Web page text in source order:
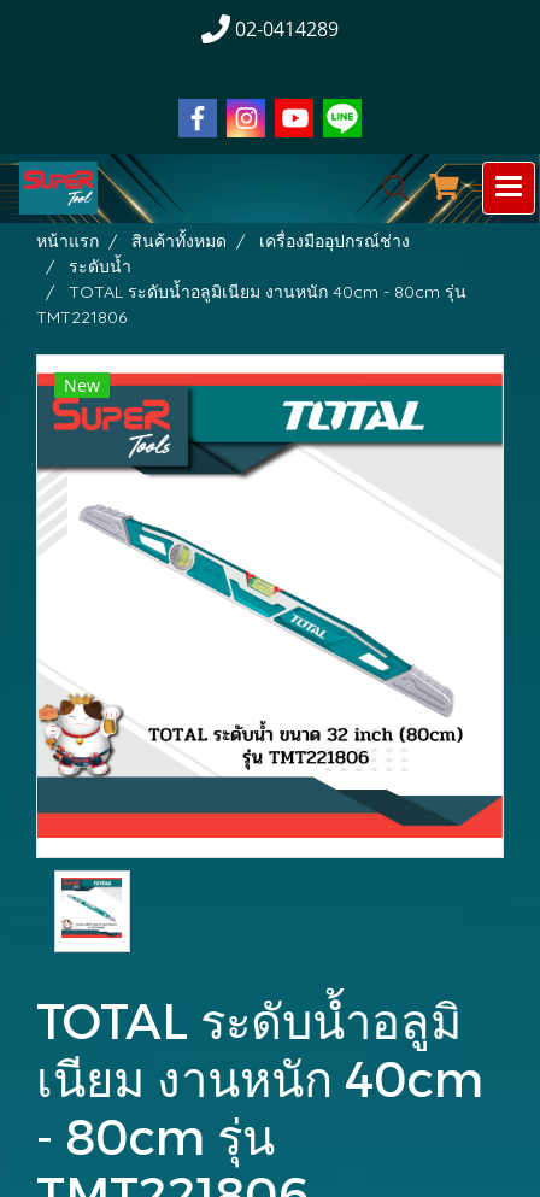
02-0414289
หน้าแรก สินค้าทั้งหมด
เครื่องมืออุปกรณ์ช่าง
ระดับน้ำ
TOTAL ระดับน้ำอลูมิเนียม งานหนัก 40cm - 80cm รุ่น
TMT221806
New
TOTAL ระดับน้ำอลูมิ
เนียม งานหนัก 40cm
- 80cm รุ่น